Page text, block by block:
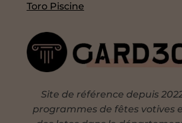
Toro Piscine
Site de référence depuis
programmes de fêtes votives